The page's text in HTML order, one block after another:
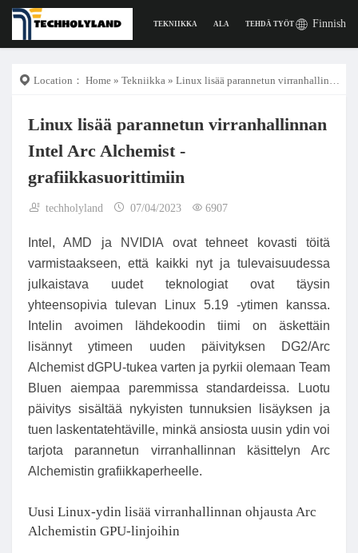
TEKNIIKKA ALA TEHDÄ TYÖTÄ Finnish
Location： Home » Tekniikka » Linux lisää parannetun virranhallinnan Intel Arc Alchemist -grafiikkasuorittimiin
Linux lisää parannetun virranhallinnan
Intel Arc Alchemist -
grafiikkasuorittimiin
techholyland 07/04/2023 6907
Intel, AMD ja NVIDIA ovat tehneet kovasti töitä
varmistaakseen, että kaikki nyt ja tulevaisuudessa
julkaistava uudet teknologiat ovat täysin
yhteensopivia tulevan Linux 5.19 -ytimen kanssa.
Intelin avoimen lähdekoodin tiimi on äskettäin
lisännyt ytimeen uuden päivityksen DG2/Arc
Alchemist dGPU-tukea varten ja pyrkii olemaan Team
Bluen aiempaa paremmissa standardeissa. Luotu
päivitys sisältää nykyisten tunnuksien lisäyksen ja
tuen laskentatehtäville, minkä ansiosta uusin ydin voi
tarjota parannetun virranhallinnan käsittelyn Arc
Alchemistin grafiikkaperheelle.
Uusi Linux-ydin lisää virranhallinnan ohjausta Arc
Alchemistin GPU-linjoihin